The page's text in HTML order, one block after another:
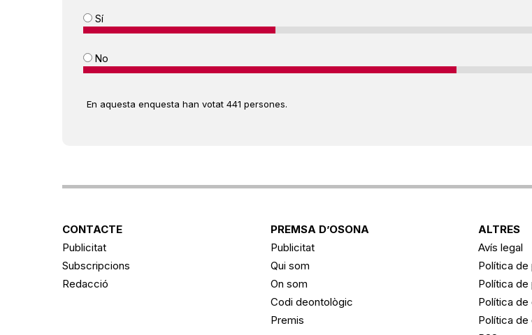
Sí
No
En aquesta enquesta han votat 441 persones.
CONTACTE
Publicitat
Subscripcions
Redacció
PREMSA D’OSONA
Publicitat
Qui som
On som
Codi deontològic
Premis
ALTRES
Avís legal
Política
Política de
Política
Política de